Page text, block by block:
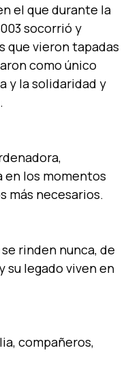
el que durante la
socorrió y
que vieron tapadas
como único
y la solidaridad y
en los momentos
más necesarios.
rinden nunca, de
su legado viven en
compañeros,